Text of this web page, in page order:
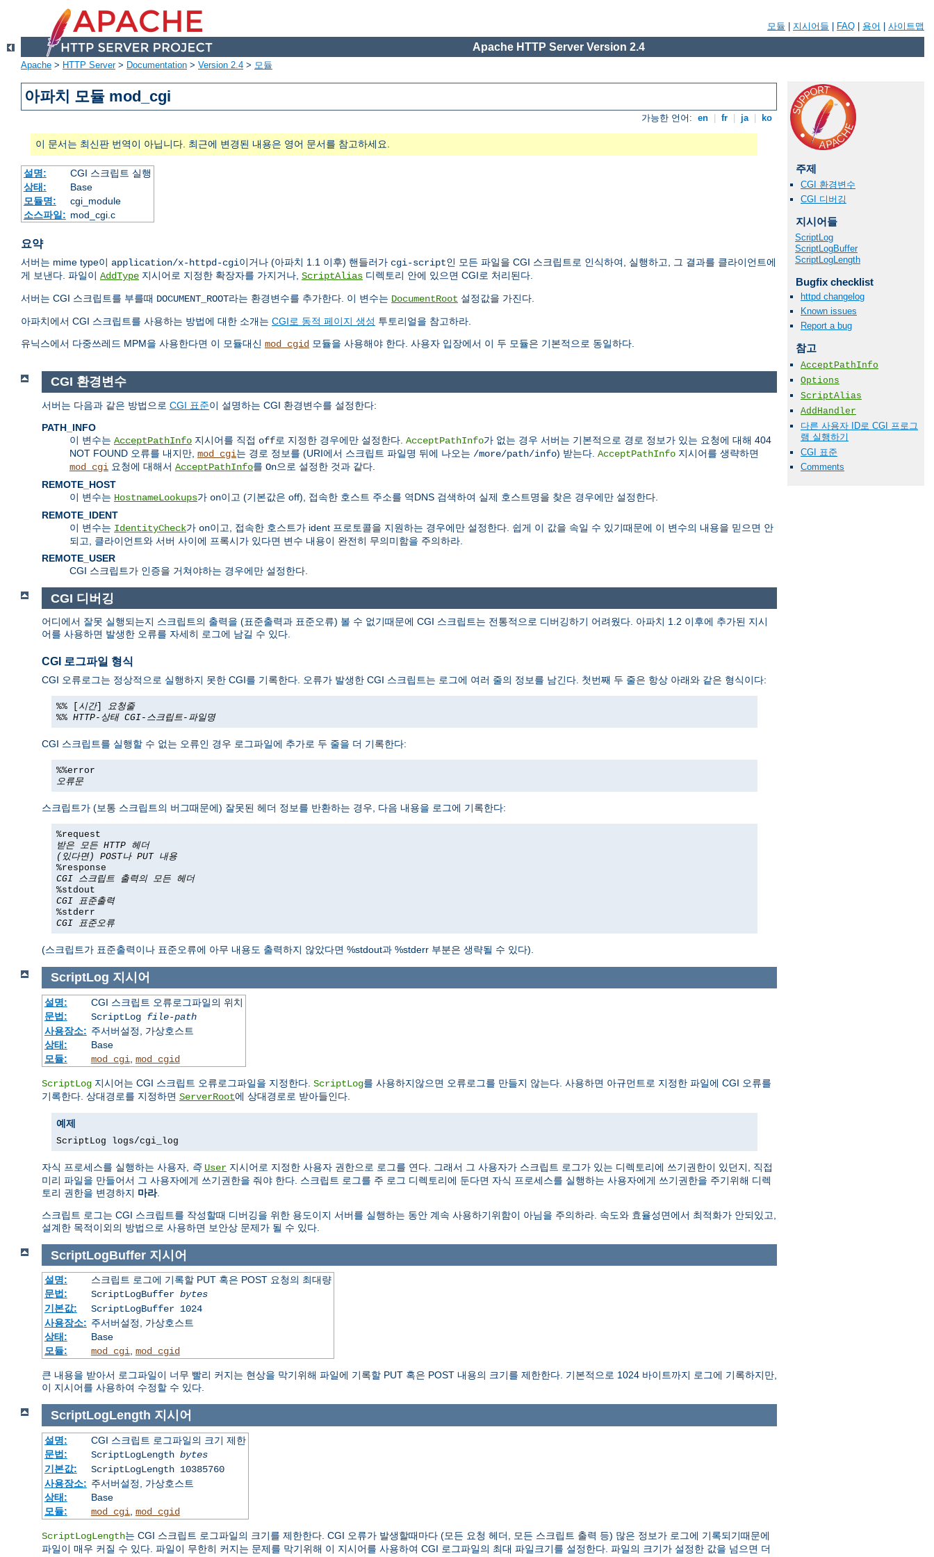
모듈 지시어들 FAQ 용어 사이트맵
Apache HTTP Server Version 2.4
Apache > HTTP Server> Documentation > Version 2.4 > 모듈
아파치 모듈 mod_cgi
가능한 언어: en fr ja ko
이 문서는 최신판 번역이 아닙니다. 최근에 변경된 내용은 영어 문서를 참고하세요.
설명:
CGI 스크립트 실행
상태:
Base
모듈명:
cgi_module
소스파일: mod_cgi.c
요약
서버는 mime type이 application/x-httpd-cgi이거나 (아파치 1.1 이후) 핸들러가 cgi-script인 모든 파일을 CGI 스크립트로 인식하여, 실행하고, 그 결과를 클라이언트에
게 보낸다. 파일이 AddType 지시어로 지정한 확장자를 가지거나, ScriptAlias 디렉토리 안에 있으면 CGI로 처리된다.
서버는 CGI 스크립트를 부를때 DOCUMENT_ROOT라는 환경변수를 추가한다. 이 변수는 DocumentRoot 설정값을 가진다.
아파치에서 CGI 스크립트를 사용하는 방법에 대한 소개는 CGI로 동적 페이지 생성 투토리얼을 참고하라.
유닉스에서 다중쓰레드 MPM을 사용한다면 이 모듈대신 mod_cgid 모듈을 사용해야 한다. 사용자 입장에서 이 두 모듈은 기본적으로 동일하다.
주제
CGI 환경변수
CGI 디버깅
지시어들
ScriptLog
ScriptLogBuffer
ScriptLogLength
Bugfix checklist
httpd changelog
Known issues
Report a bug
참고
AcceptPathInfo
Options
ScriptAlias
AddHandler
다른 사용자 ID로 CGI 프로그
램 실행하기
CGI 표준
Comments
CGI 환경변수
서버는 다음과 같은 방법으로 CGI 표준이 설명하는 CGI 환경변수를 설정한다:
PATH_INFO
이 변수는 AcceptPathInfo 지시어를 직접 off로 지정한 경우에만 설정한다. AcceptPathInfo가 없는 경우 서버는 기본적으로 경로 정보가 있는 요청에 대해 404
NOT FOUND 오류를 내지만, mod_cgi는 경로 정보를 (URI에서 스크립트 파일명 뒤에 나오는 /more/path/info) 받는다. AcceptPathInfo 지시어를 생략하면
mod_cgi 요청에 대해서 AcceptPathInfo를 On으로 설정한 것과 같다.
REMOTE_HOST
이 변수는 HostnameLookups가 on이고 (기본값은 off), 접속한 호스트 주소를 역DNS 검색하여 실제 호스트명을 찾은 경우에만 설정한다.
REMOTE_IDENT
이 변수는 IdentityCheck가 on이고, 접속한 호스트가 ident 프로토콜을 지원하는 경우에만 설정한다. 쉽게 이 값을 속일 수 있기때문에 이 변수의 내용을 믿으면 안
되고, 클라이언트와 서버 사이에 프록시가 있다면 변수 내용이 완전히 무의미함을 주의하라.
REMOTE_USER
CGI 스크립트가 인증을 거쳐야하는 경우에만 설정한다.
CGI 디버깅
어디에서 잘못 실행되는지 스크립트의 출력을 (표준출력과 표준오류) 볼 수 없기때문에 CGI 스크립트는 전통적으로 디버깅하기 어려웠다. 아파치 1.2 이후에 추가된 지시
어를 사용하면 발생한 오류를 자세히 로그에 남길 수 있다.
CGI 로그파일 형식
CGI 오류로그는 정상적으로 실행하지 못한 CGI를 기록한다. 오류가 발생한 CGI 스크립트는 로그에 여러 줄의 정보를 남긴다. 첫번째 두 줄은 항상 아래와 같은 형식이다:
%% [ 시간] 요청줄
%% HTTP-상태 CGI-스크립트-파일명
CGI 스크립트를 실행할 수 없는 오류인 경우 로그파일에 추가로 두 줄을 더 기록한다:
%%error
오류문
스크립트가 (보통 스크립트의 버그때문에) 잘못된 헤더 정보를 반환하는 경우, 다음 내용을 로그에 기록한다:
%request
받은 모든 HTTP 헤더
(있다면) POST나 PUT 내용
%response
CGI 스크립트 출력의 모든 헤더
%stdout
CGI 표준출력
%stderr
CGI 표준오류
(스크립트가 표준출력이나 표준오류에 아무 내용도 출력하지 않았다면 %stdout과 %stderr 부분은 생략될 수 있다).
ScriptLog 지시어
설명:
CGI 스크립트 오류로그파일의 위치
문법:
ScriptLog file-path
사용장소: 주서버설정, 가상호스트
상태:
Base
모듈:
mod_cgi mod_cgid
ScriptLog 지시어는 CGI 스크립트 오류로그파일을 지정한다. ScriptLog를 사용하지않으면 오류로그를 만들지 않는다. 사용하면 아규먼트로 지정한 파일에 CGI 오류를
기록한다. 상대경로를 지정하면 ServerRoot에 상대경로로 받아들인다.
예제
ScriptLog logs/cgi_log
자식 프로세스를 실행하는 사용자, 즉 User 지시어로 지정한 사용자 권한으로 로그를 연다. 그래서 그 사용자가 스크립트 로그가 있는 디렉토리에 쓰기권한이 있던지, 직접
미리 파일을 만들어서 그 사용자에게 쓰기권한을 줘야 한다. 스크립트 로그를 주 로그 디렉토리에 둔다면 자식 프로세스를 실행하는 사용자에게 쓰기권한을 주기위해 디렉
토리 권한을 변경하지 마라.
스크립트 로그는 CGI 스크립트를 작성할때 디버깅을 위한 용도이지 서버를 실행하는 동안 계속 사용하기위함이 아님을 주의하라. 속도와 효율성면에서 최적화가 안되있고,
설계한 목적이외의 방법으로 사용하면 보안상 문제가 될 수 있다.
ScriptLogBuffer 지시어
설명:
스크립트 로그에 기록할 PUT 혹은 POST 요청의 최대량
문법:
ScriptLogBuffer bytes
기본값:
ScriptLogBuffer 1024
사용장소: 주서버설정, 가상호스트
상태:
Base
모듈:
mod_cgi, mod_cgid
큰 내용을 받아서 로그파일이 너무 빨리 커지는 현상을 막기위해 파일에 기록할 PUT 혹은 POST 내용의 크기를 제한한다. 기본적으로 1024 바이트까지 로그에 기록하지만,
이 지시어를 사용하여 수정할 수 있다.
ScriptLogLength 지시어
설명:
CGI 스크립트 로그파일의 크기 제한
문법:
ScriptLogLength bytes
기본값:
ScriptLogLength 10385760
사용장소: 주서버설정, 가상호스트
상태:
Base
모듈:
mod_cgi mod_cgid
ScriptLogLength는 CGI 스크립트 로그파일의 크기를 제한한다. CGI 오류가 발생할때마다 (모든 요청 헤더, 모든 스크립트 출력 등) 많은 정보가 로그에 기록되기때문에
파일이 매우 커질 수 있다. 파일이 무한히 커지는 문제를 막기위해 이 지시어를 사용하여 CGI 로그파일의 최대 파일크기를 설정한다. 파일의 크기가 설정한 값을 넘으면 더